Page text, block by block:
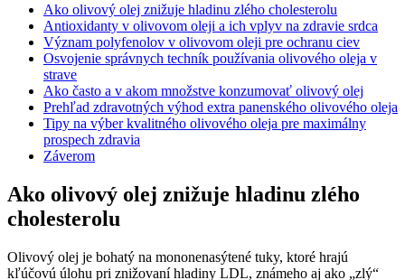
Ako olivový olej znižuje hladinu zlého cholesterolu
Antioxidanty v olivovom oleji a ich vplyv na zdravie srdca
Význam polyfenolov v olivovom oleji pre ochranu ciev
Osvojenie správnych techník používania olivového oleja v
strave
Ako často a v akom množstve konzumovať olivový olej
Prehľad zdravotných výhod extra panenského olivového oleja
Tipy na výber kvalitného olivového oleja pre maximálny
prospech zdravia
Záverom
Ako olivový olej znižuje hladinu zlého
cholesterolu
Olivový olej je bohatý na mononenasýtené tuky, ktoré hrajú
kľúčovú úlohu pri znižovaní hladiny LDL, známeho aj ako „zlý“